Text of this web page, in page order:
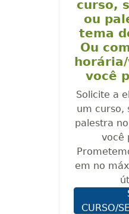
curso,
ou
tema
Ou
você
Solicite a
um curso,
palestra
você
em no
CURSO/